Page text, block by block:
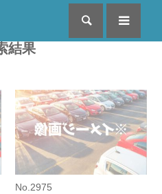
検索
結果
No.2975